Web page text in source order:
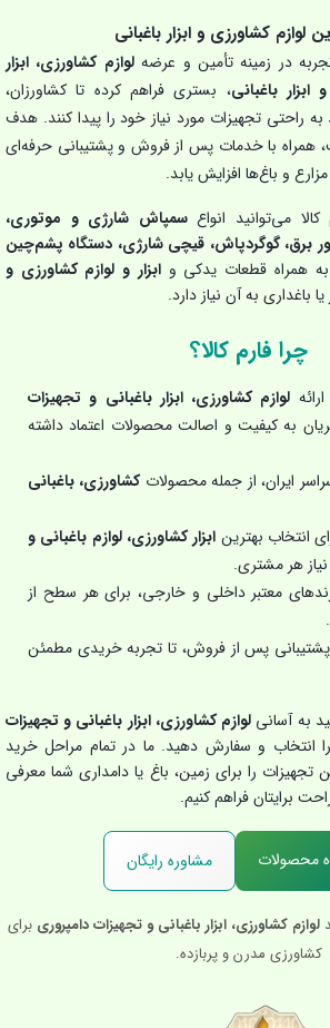
لوازم کشاورزی و ابزار باغبانی
در زمینه تأمین و عرضهلوازم کشاورزی، ابزار
ابزار باغبانی، بستری فراهم کرده تا کشاورزان،
به راحتی تجهیزات مورد نیاز خود را پیدا کنند. هدف
همراه با خدمات پس از فروش و پشتیبانی حرفه‌ای
و باغ‌ها افزایش یابد.
کالا می‌توانید انواعسمپاش شارژی و موتوری،
برق، گوگردپاش، قیچی شارژی، دستگاه پشم‌چین
به همراه قطعات یدکی وابزار و لوازم کشاورزی و
باغداری به آن نیاز دارد.
چرا فارم کالا؟
لوازم کشاورزی، ابزار باغبانی و تجهیزات
به کیفیت و اصالت محصولات اعتماد داشته
ایران، از جمله محصولاتکشاورزی، باغبانی
انتخاب بهترین ابزار کشاورزی، لوازم باغبانی و
هر مشتری.
معتبر داخلی و خارجی، برای هر سطح از
پس از فروش، تا تجربه خریدی مطمئن
به آسانی لوازم کشاورزی، ابزار باغبانی و تجهیزات
انتخاب و سفارش دهید. ما در تمام مراحل خرید
تجهیزات را برای زمین، باغ یا دامداری شما معرفی
برایتان فراهم کنیم.
محصولات مشاوره رایگان
لوازم کشاورزی، ابزار باغبانی و تجهیزات دامپروری برای
کشاورزی مدرن و پربازده.